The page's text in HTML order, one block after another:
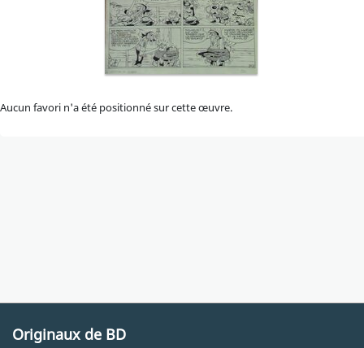
Aucun favori n'a été positionné sur cette œuvre.
Originaux de BD